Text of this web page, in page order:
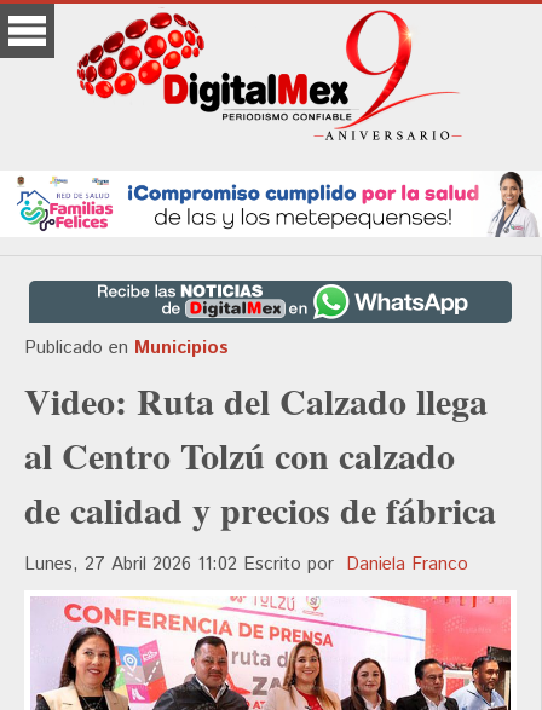
Publicado en Municipios
Video: Ruta del Calzado llega
al Centro Tolzú con calzado
de calidad y precios de fábrica
Lunes, 27 Abril 2026 11:02 Escrito por Daniela Franco